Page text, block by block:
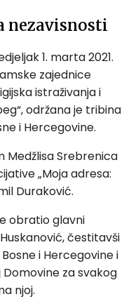
nezavisnosti
1. marta 2021.
zajednice
istraživanja i
održana je tribina
i Hercegovine.
Medžlisa Srebrenica
„Moja adresa:
Duraković.
obratio glavni
čestitavši
i Hercegovine i
za svakog
njoj.